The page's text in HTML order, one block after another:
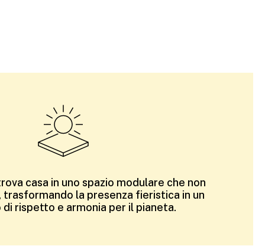
casa in uno spazio modulare che non
la presenza fieristica in un
rispetto e armonia per il pianeta.